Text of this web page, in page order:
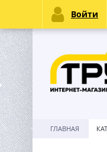
ГЛАВНАЯ
Войти